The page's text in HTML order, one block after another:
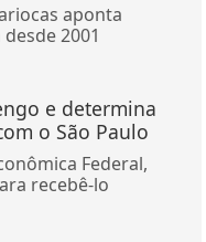
aponta
2001
e determina
o São Paulo
Federal,
recebê-lo